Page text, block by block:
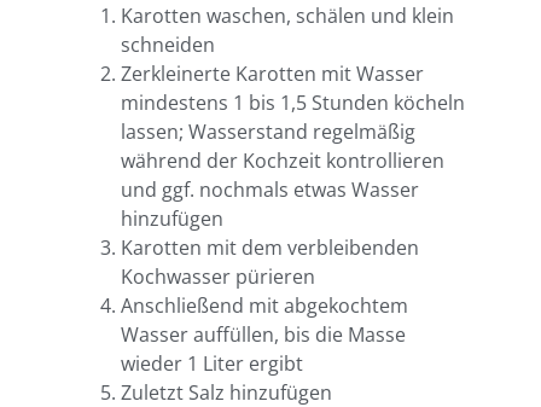
Karotten waschen, schälen und klein
schneiden
Zerkleinerte Karotten mit Wasser
mindestens 1 bis 1,5 Stunden köcheln
lassen; Wasserstand regelmäßig
während der Kochzeit kontrollieren
und ggf. nochmals etwas Wasser
hinzufügen
Karotten mit dem verbleibenden
Kochwasser pürieren
Anschließend mit abgekochtem
Wasser auffüllen, bis die Masse
wieder 1 Liter ergibt
Zuletzt Salz hinzufügen